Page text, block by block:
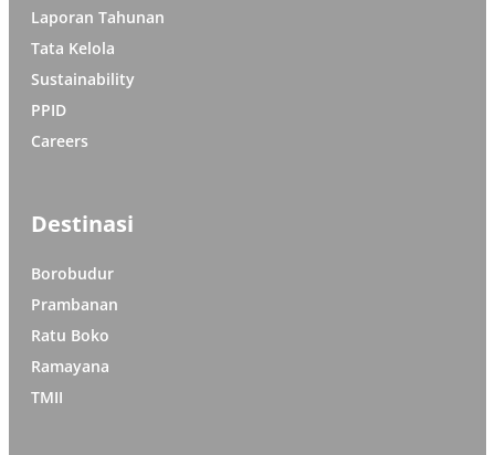
Laporan Tahunan
Tata Kelola
Sustainability
PPID
Careers
Destinasi
Borobudur
Prambanan
Ratu Boko
Ramayana
TMII